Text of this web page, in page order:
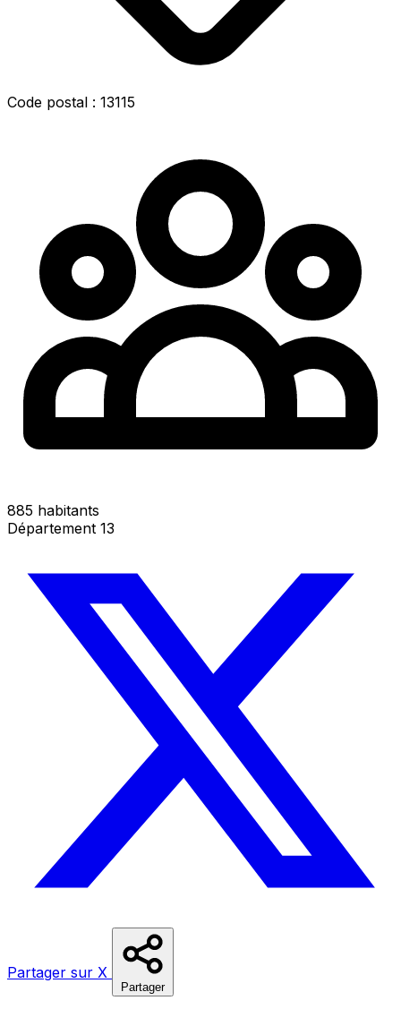
Code postal : 13115
885 habitants
Département 13
Partager sur X
Partager